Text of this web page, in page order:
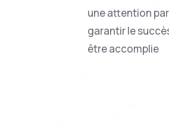
une attention
garantir le
être accomplie